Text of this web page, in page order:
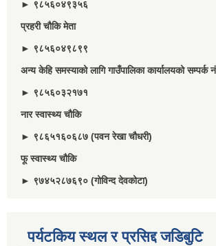
► ९८५६०४९३५६
प्रहरी चौकि मेता
► ९८५६०४९८९९
अन्य केहि समस्याको लागि गाउँपालिका कार्यालयको सम्पर्क नं
► ९८५६०३२१७१
नार स्वास्थ्य चौकि
► ९८६५१६०६८७ (पवन रेखा चौधरी)
फू स्वास्थ्य चौकि
► ९७४५२८७६९० (गोविन्द देवकोटा)
पर्यटकिय स्थल र प्रसिद्द जडिबुटि